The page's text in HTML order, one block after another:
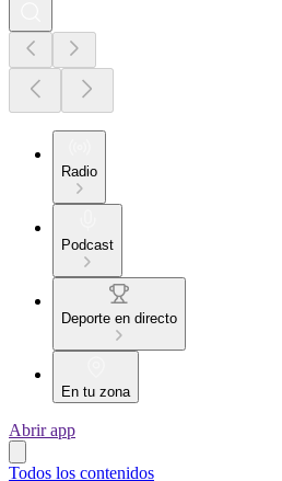
Radio
Podcast
Deporte en directo
En tu zona
Abrir app
Todos los contenidos